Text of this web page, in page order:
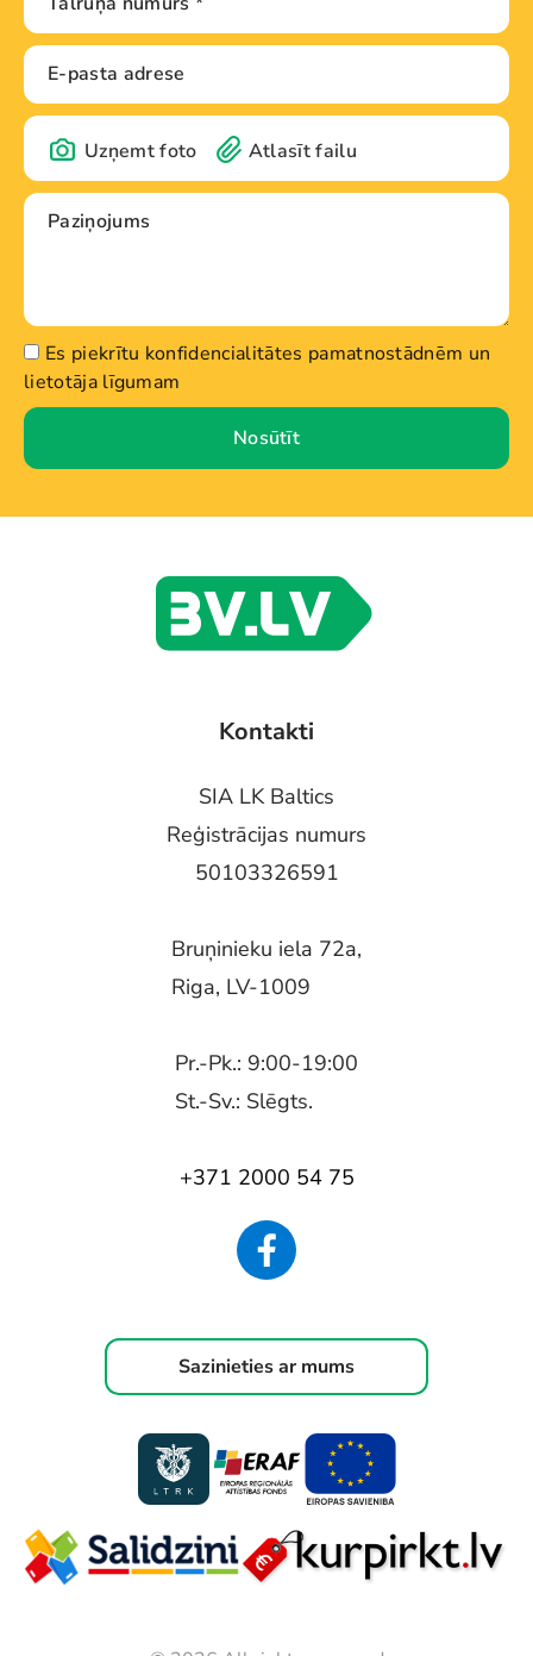
Uzņemt foto Atlasīt failu
Es piekrītu konfidencialitātes pamatnostādnēm un
lietotāja līgumam
Nosūtīt
Kontakti
SIA LK Baltics
Reģistrācijas numurs
50103326591
Bruņinieku iela 72a,
Riga, LV-1009
Pr.-Pk.: 9:00-19:00
St.-Sv.: Slēgts.
+371 2000 54 75
Sazinieties ar mums